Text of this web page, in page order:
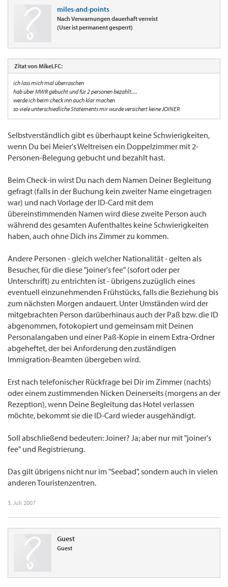
miles-and-points
Nach Verwarnungen dauerhaft verreist
(User ist permanent gesperrt)
Zitat von MikeLFC:
ich lass mich mal überraschen
hab über MWR gebucht und für 2 personen bezahlt....
werde ich beim check inn auch klar machen
so viele unterschiedliche Statements mir wurde versichert keine JOINER
Selbstverständlich gibt es überhaupt keine Schwierigkeiten,
wenn Du bei Meier's Weltreisen ein Doppelzimmer mit 2-
Personen-Belegung gebucht und bezahlt hast.
Beim Check-in wirst Du nach dem Namen Deiner Begleitung
gefragt (falls in der Buchung kein zweiter Name eingetragen
war) und nach Vorlage der ID-Card mit dem
übereinstimmenden Namen wird diese zweite Person auch
während des gesamten Aufenthaltes keine Schwierigkeiten
haben, auch ohne Dich ins Zimmer zu kommen.
Andere Personen - gleich welcher Nationalität - gelten als
Besucher, für die diese "joiner's fee" (sofort oder per
Unterschrift) zu entrichten ist - übrigens zuzüglich eines
eventuell einzunehmenden Frühstücks, falls die Beziehung bis
zum nächsten Morgen andauert. Unter Umständen wird der
mitgebrachten Person darüberhinaus auch der Paß bzw. die ID
abgenommen, fotokopiert und gemeinsam mit Deinen
Personalangaben und einer Paß-Kopie in einem Extra-Ordner
abgeheftet, der bei Anforderung den zuständigen
Immigration-Beamten übergeben wird.
Erst nach telefonischer Rückfrage bei Dir im Zimmer (nachts)
oder einem zustimmenden Nicken Deinerseits (morgens an der
Rezeption), wenn Deine Begleitung das Hotel verlassen
möchte, bekommt sie die ID-Card wieder ausgehändigt.
Soll abschließend bedeuten: Joiner? Ja; aber nur mit "joiner's
fee" und Registrierung.
Das gilt übrigens nicht nur im "Seebad", sondern auch in vielen
anderen Touristenzentren.
3. Juli 2007
Guest
Guest